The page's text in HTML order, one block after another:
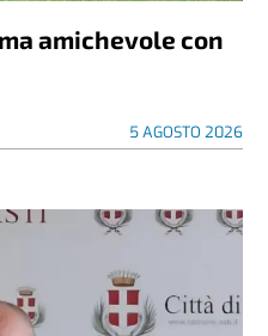
amichevole con
5 AGOSTO 2026